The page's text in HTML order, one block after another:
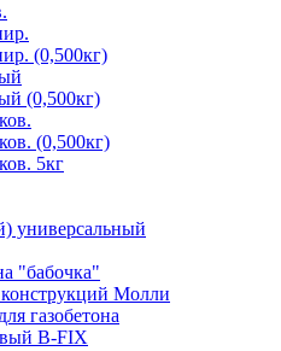
(0,500кг)
(0,500кг)
(0,500кг)
5кг
универсальный
"бабочка"
Молли
газобетона
В-FIX